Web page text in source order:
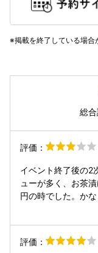
掲載を終了している場合
総合
評価：
イベント終了後の2
ューが多く、お茶
円の時でした。かな
評価：